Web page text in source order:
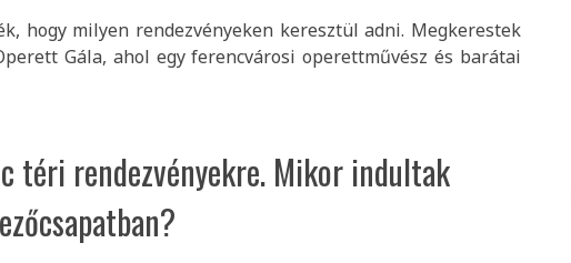
hogy milyen rendezvényeken keresztül adni. Megkerestek
Gála, ahol egy ferencvárosi operettművész és barátai
téri rendezvényekre. Mikor indultak